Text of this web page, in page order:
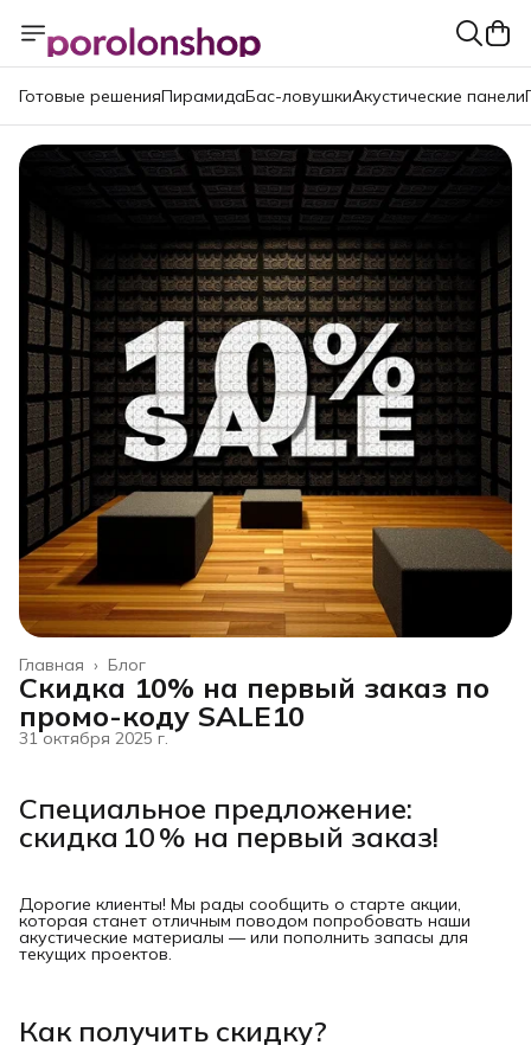
Готовые решенияПирамидаБас-ловушкиАкустические панели
Блог
Главная ›
Скидка 10% на первый заказ по
промо-коду SALE10
31 октября 2025 г.
Специальное предложение:
скидка 10 % на первый заказ!
Дорогие клиенты! Мы рады сообщить о старте акции,
которая станет отличным поводом попробовать наши
акустические материалы — или пополнить запасы для
текущих проектов.
Как получить скидку?